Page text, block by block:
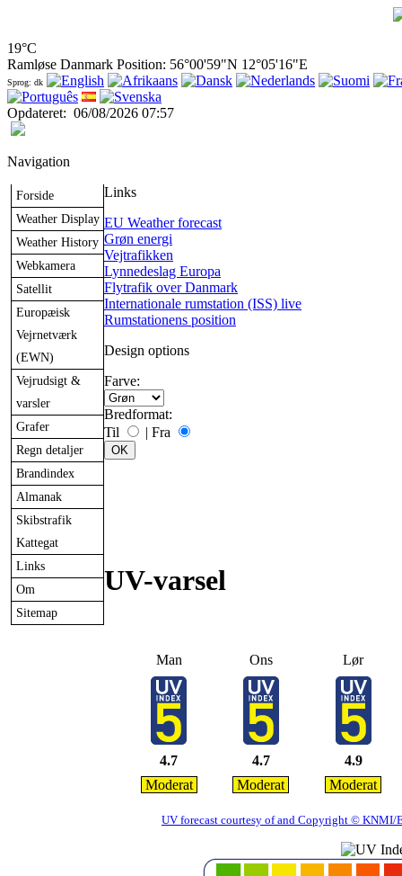
19°C
Ramløse Danmark Position: 56°00'59"N 12°05'16"E
Sprog: dk
Opdateret: 06/08/2026 07:57
Navigation
Forside
Weather Display
Weather History
Webkamera
Satellit
Europæisk
Vejrnetværk
(EWN)
Vejrudsigt &
varsler
Grafer
Regn detaljer
Brandindex
Almanak
Skibstrafik
Kattegat
Links
Om
Sitemap
Links
EU Weather forecast
Grøn energi
Vejtrafikken
Lynnedeslag Europa
Flytrafik over Danmark
Internationale rumstation (ISS) live
Rumstationens position
Design options
Farve:
Bredformat:
Til
| Fra
UV-varsel
Man Ons Lør
4.7 4.7
4.9
Moderat
Moderat Moderat
UV forecast courtesy of and Copyright © KNMI/